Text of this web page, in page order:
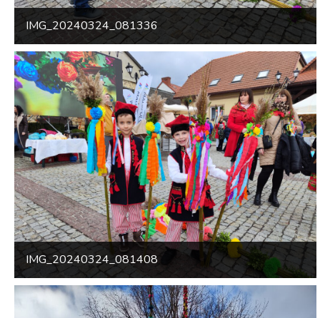
IMG_20240324_081336
IMG_20240324_081408